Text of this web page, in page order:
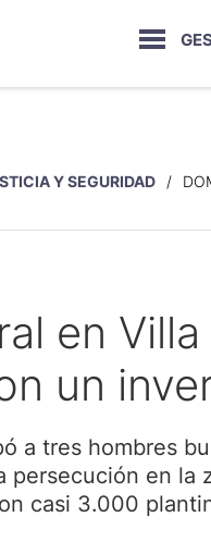
Y SEGURIDAD
en
un
a tres hombres
persecución en la
casi 3.000